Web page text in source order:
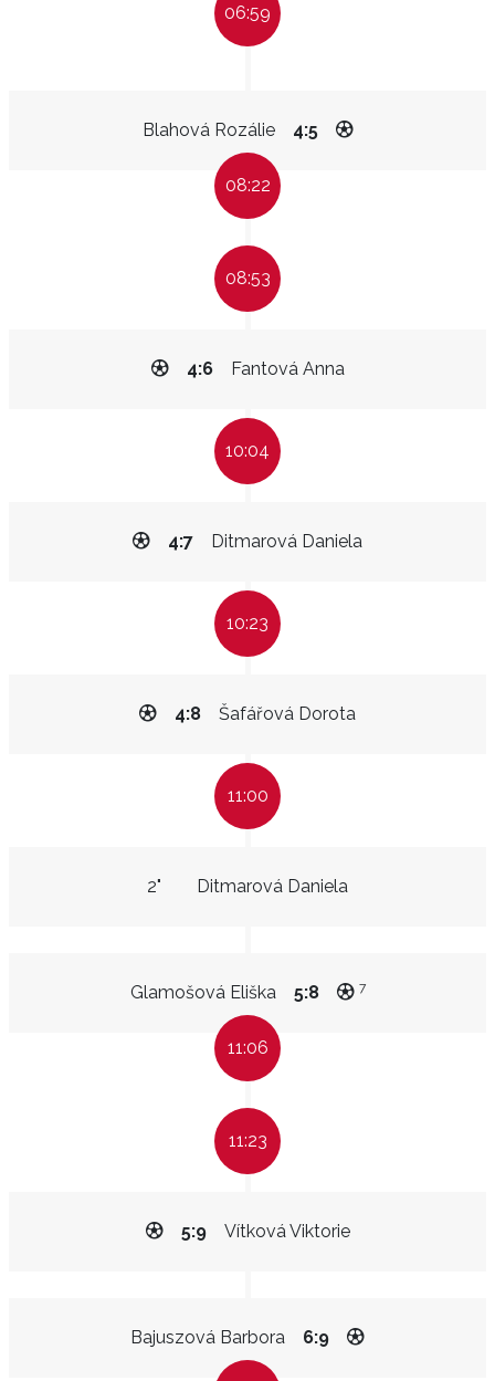
06:59
Blahová Rozálie 4:5
08:22
08:53
Fantová Anna
4:6
10:04
Ditmarová Daniela
4:7
10:23
Šafářová Dorota
4:8
11:00
Ditmarová Daniela
2"
Glamošová Eliška 5:8 7
11:06
11:23
Vítková Viktorie
5:9
Bajuszová Barbora 6:9